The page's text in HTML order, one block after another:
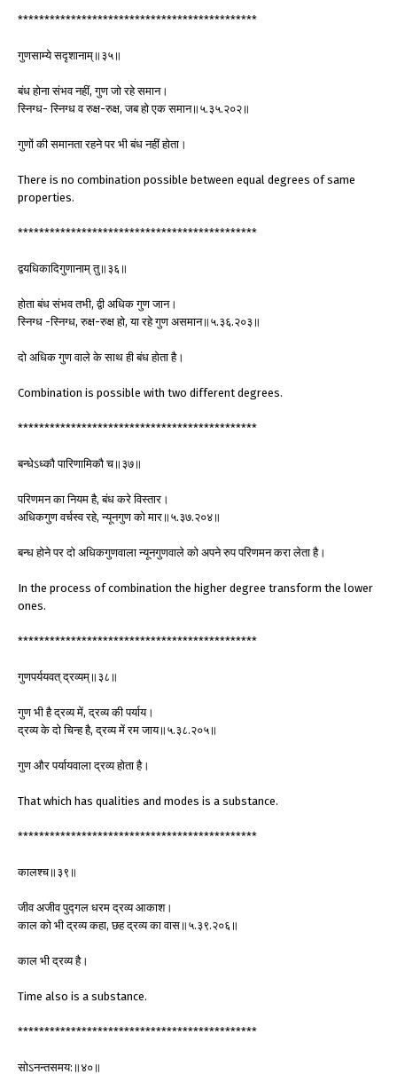
*********************************************
गुणसाम्ये सदृशानाम्॥३५॥
बंध होना संभव नहीं, गुण जो रहे समान।
स्निग्ध- स्निग्ध व रुक्ष-रुक्ष, जब हो एक समान॥५.३५.२०२॥
गुणों की समानता रहने पर भी बंध नहीं होता।
There is no combination possible between equal degrees of same
properties.
*********************************************
द्वयधिकादिगुणानाम् तु॥३६॥
होता बंध संभव तभी, द्वी अधिक गुण जान।
स्निग्ध -स्निग्ध, रुक्ष-रुक्ष हो, या रहे गुण असमान॥५.३६.२०३॥
दो अधिक गुण वाले के साथ ही बंध होता है।
Combination is possible with two different degrees.
*********************************************
बन्धेऽध्कौ पारिणामिकौ च॥३७॥
परिणमन का नियम है, बंध करे विस्तार।
अधिकगुण वर्चस्व रहे, न्यूनगुण को मार॥५.३७.२०४॥
बन्ध होने पर दो अधिकगुणवाला न्यूनगुणवाले को अपने रुप परिणमन करा लेता है।
In the process of combination the higher degree transform the lower
ones.
*********************************************
गुणपर्ययवत् द्रव्यम्॥३८॥
गुण भी है द्रव्य में, द्रव्य की पर्याय।
द्रव्य के दो चिन्ह है, द्रव्य में रम जाय॥५.३८.२०५॥
गुण और पर्यायवाला द्रव्य होता है।
That which has qualities and modes is a substance.
*********************************************
कालश्च॥३९॥
जीव अजीव पुद्गल धरम द्रव्य आकाश।
काल को भी द्रव्य कहा, छह द्रव्य का वास॥५.३९.२०६॥
काल भी द्रव्य है।
Time also is a substance.
*********************************************
सोऽनन्तसमय:॥४०॥